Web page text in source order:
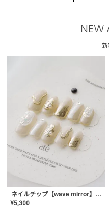
NEW
ネイルチップ【wave mirror】AE-CONA-04
¥5,300